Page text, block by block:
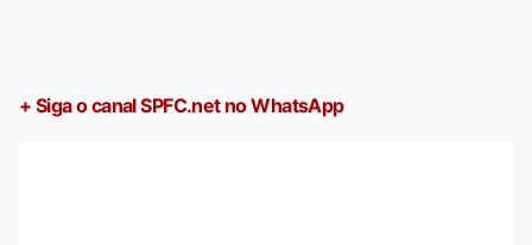
+ Siga o canal SPFC.net no WhatsApp